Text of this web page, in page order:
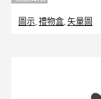
圖示 禮物盒 矢量圖